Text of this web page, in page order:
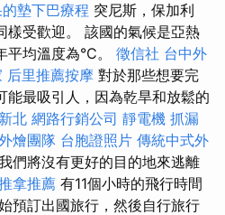
墊下巴療程 突尼斯，保加利
樣受歡迎。 該國的氣候是亞熱
均溫度為°C。 徵信社 台中外
后里推薦按摩 對於那些想要完
能最吸引人，因為乾旱和放鬆的
北 網路行銷公司 靜電機 抓漏
燴團隊 台胞證照片 傳統中式外
們將沒有更好的目的地來逃離
拿推薦 有11個小時的飛行時間
預訂出國旅行，然後自行旅行